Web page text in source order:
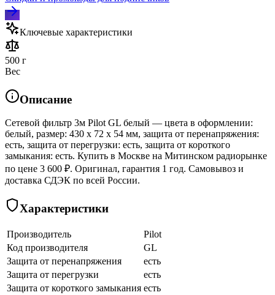
Ключевые характеристики
500 г
Вес
Описание
Сетевой фильтр 3м Pilot GL белый — цвета в оформлении:
белый, размер: 430 x 72 x 54 мм, защита от перенапряжения:
есть, защита от перегрузки: есть, защита от короткого
замыкания: есть. Купить в Москве на Митинском радиорынке
по цене 3 600 ₽. Оригинал, гарантия 1 год. Самовывоз и
доставка СДЭК по всей России.
Характеристики
Производитель
Pilot
Код производителя
GL
Защита от перенапряжения
есть
Защита от перегрузки
есть
Защита от короткого замыкания есть